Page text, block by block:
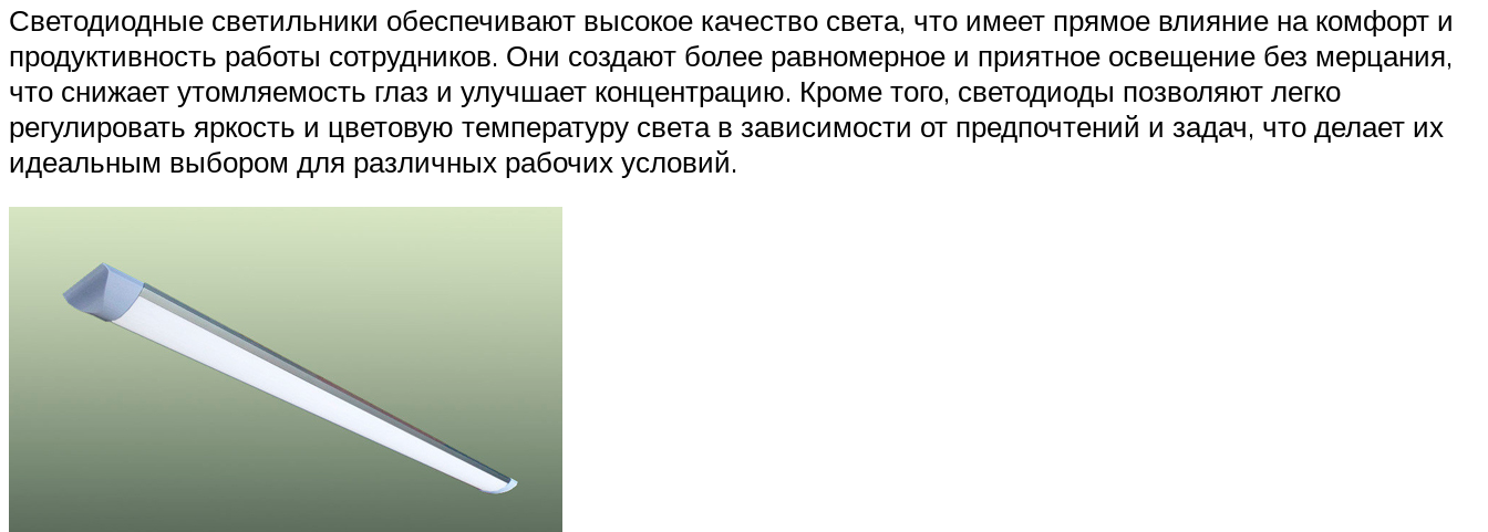
Светодиодные светильники обеспечивают высокое качество света, что имеет прямое влияние на комфорт и
продуктивность работы сотрудников. Они создают более равномерное и приятное освещение без мерцания,
что снижает утомляемость глаз и улучшает концентрацию. Кроме того, светодиоды позволяют легко
регулировать яркость и цветовую температуру света в зависимости от предпочтений и задач, что делает их
идеальным выбором для различных рабочих условий.